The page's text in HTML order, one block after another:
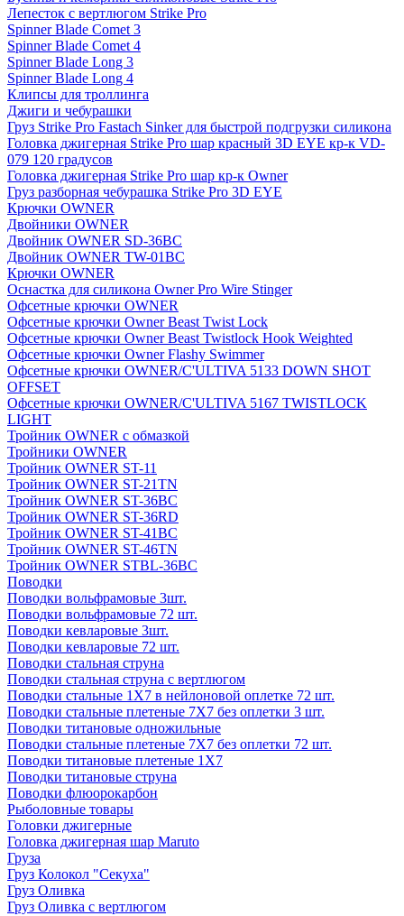
Лепесток с вертлюгом Strike Pro
Spinner Blade Comet 3
Spinner Blade Comet 4
Spinner Blade Long 3
Spinner Blade Long 4
Клипсы для троллинга
Джиги и чебурашки
Груз Strike Pro Fastach Sinker для быстрой подгрузки силикона
Головка джигерная Strike Pro шар красный 3D EYE кр-к VD-
079 120 градусов
Головка джигерная Strike Pro шар кр-к Owner
Груз разборная чебурашка Strike Pro 3D EYE
Крючки OWNER
Двойники OWNER
Двойник OWNER SD-36BC
Двойник OWNER TW-01BC
Крючки OWNER
Оснастка для силикона Owner Pro Wire Stinger
Офсетные крючки OWNER
Офсетные крючки Owner Beast Twist Lock
Офсетные крючки Owner Beast Twistlock Hook Weighted
Офсетные крючки Owner Flashy Swimmer
Офсетные крючки OWNER/C'ULTIVA 5133 DOWN SHOT
OFFSET
Офсетные крючки OWNER/C'ULTIVA 5167 TWISTLOCK
LIGHT
Тройник OWNER с обмазкой
Тройники OWNER
Тройник OWNER ST-11
Тройник OWNER ST-21TN
Тройник OWNER ST-36BC
Тройник OWNER ST-36RD
Тройник OWNER ST-41BC
Тройник OWNER ST-46TN
Тройник OWNER STBL-36BC
Поводки
Поводки вольфрамовые 3шт.
Поводки вольфрамовые 72 шт.
Поводки кевларовые 3шт.
Поводки кевларовые 72 шт.
Поводки стальная струна
Поводки стальная струна с вертлюгом
Поводки стальные 1X7 в нейлоновой оплетке 72 шт.
Поводки стальные плетеные 7X7 без оплетки 3 шт.
Поводки титановые одножильные
Поводки стальные плетеные 7X7 без оплетки 72 шт.
Поводки титановые плетеные 1X7
Поводки титановые струна
Поводки флюорокарбон
Рыболовные товары
Головки джигерные
Головка джигерная шар Maruto
Груза
Груз Колокол "Секуха"
Груз Оливка
Груз Оливка с вертлюгом